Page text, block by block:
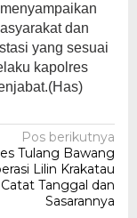
dan
yang sesuai
kapolres
Pos berikutnya
Tulang Bawang
Lilin Krakatau
Catat Tanggal dan
Sasarannya